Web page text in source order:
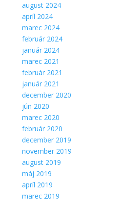
august 2024
apríl 2024
marec 2024
február 2024
január 2024
marec 2021
február 2021
január 2021
december 2020
jún 2020
marec 2020
február 2020
december 2019
november 2019
august 2019
máj 2019
apríl 2019
marec 2019